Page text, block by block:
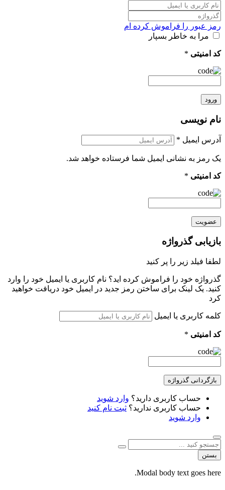
رمز عبور را فراموش کرده ام
مرا به خاطر بسپار
کد امنیتی *
ورود
نام نویسی
آدرس ایمیل *
یک رمز به نشانی ایمیل شما فرستاده خواهد شد.
کد امنیتی *
عضویت
بازیابی گذرواژه
لطفا فیلد زیر را پر کنید
گذرواژه خود را فراموش کرده اید؟ نام کاربری یا ایمیل خود را وارد
کنید. یک لینک برای ساختن رمز جدید در ایمیل خود دریافت خواهید
کرد
کلمه کاربری یا ایمیل
کد امنیتی *
بازگردانی گذرواژه
حساب کاربری دارید؟ وارد شوید
حساب کاربری ندارید؟ ثبت نام کنید
وارد شوید
بستن
Modal body text goes here.